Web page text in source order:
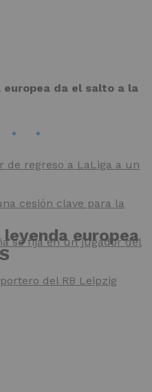
europea da el salto a la
de regreso a LaLiga a un
cesión clave para la
se fija en un jugador del
del RB Leipzig
europea